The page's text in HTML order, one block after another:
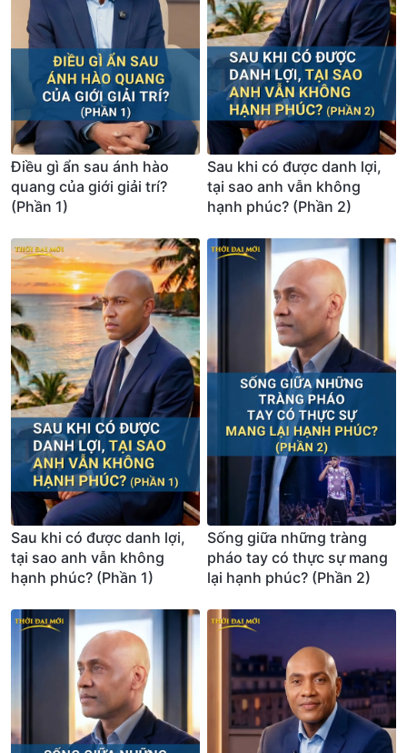
Điều gì ẩn sau ánh hào
quang của giới giải trí?
(Phần 1)
Sau khi có được danh lợi,
tại sao anh vẫn không
hạnh phúc? (Phần 2)
Sau khi có được danh lợi,
tại sao anh vẫn không
hạnh phúc? (Phần 1)
Sống giữa những tràng
pháo tay có thực sự mang
lại hạnh phúc? (Phần 2)